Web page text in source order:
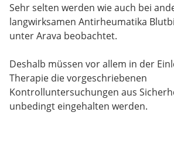
Sehr selten werden wie auch bei
langwirksamen Antirheumatika
unter Arava beobachtet.
Deshalb müssen vor allem in der
Therapie die vorgeschriebenen
Kontrolluntersuchungen aus
unbedingt eingehalten werden.